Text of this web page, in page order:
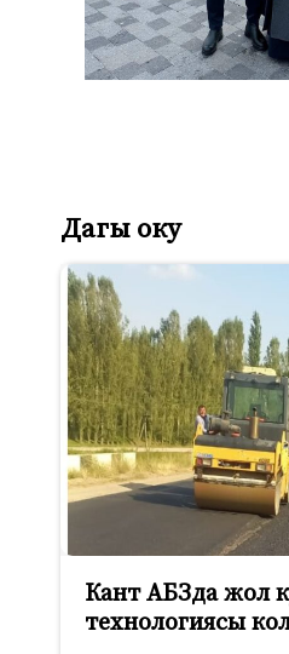
Дагы оку
Кант АБЗда жол
технологиясы